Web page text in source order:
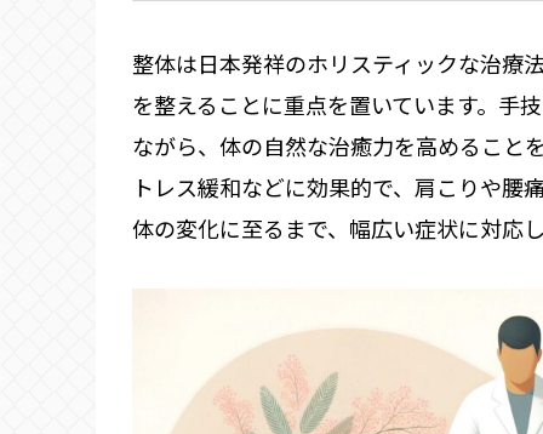
整体は日本発祥のホリスティックな治療
を整えることに重点を置いています。手
ながら、体の自然な治癒力を高めること
トレス緩和などに効果的で、肩こりや腰
体の変化に至るまで、幅広い症状に対応